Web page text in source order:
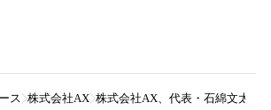
ス 株式会社AX 株式会社AX、代表・石綿文太が